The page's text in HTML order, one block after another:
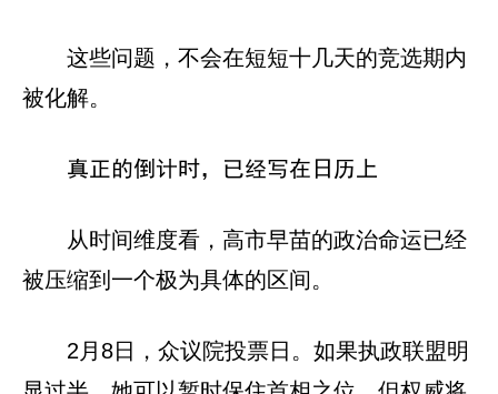
这些问题，不会在短短十几天的竞选期内
被化解。
真正的倒计时，已经写在日历上
从时间维度看，高市早苗的政治命运已经
被压缩到一个极为具体的区间。
2月8日，众议院投票日。如果执政联盟明